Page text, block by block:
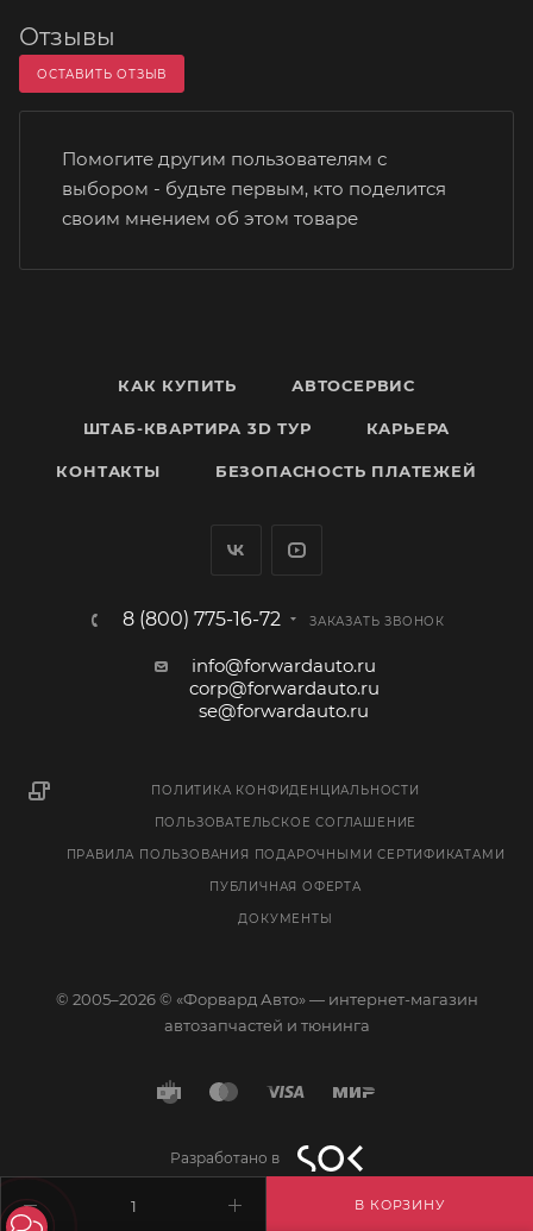
В КОРЗИНУ
Отзывы
ОСТАВИТЬ ОТЗЫВ
Помогите другим пользователям с
выбором - будьте первым, кто поделится
своим мнением об этом товаре
КАК КУПИТЬ АВТОСЕРВИС
ШТАБ-КВАРТИРА 3D ТУР КАРЬЕРА
КОНТАКТЫ БЕЗОПАСНОСТЬ ПЛАТЕЖЕЙ
8 (800) 775-16-72 ЗАКАЗАТЬ ЗВОНОК
info@forwardauto.ru
corp@forwardauto.ru
se@forwardauto.ru
ПОЛИТИКА КОНФИДЕНЦИАЛЬНОСТИ
ПОЛЬЗОВАТЕЛЬСКОЕ СОГЛАШЕНИЕ
ПРАВИЛА ПОЛЬЗОВАНИЯ ПОДАРОЧНЫМИ СЕРТИФИКАТАМИ
ПУБЛИЧНАЯ ОФЕРТА
ДОКУМЕНТЫ
© 2005–2026 © «Форвард Авто» — интернет-магазин
автозапчастей и тюнинга
Разработано в